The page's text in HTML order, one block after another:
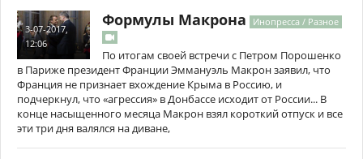
3-07-2017,
12:06
Формулы Макрона Инопресса / Разное
По итогам своей встречи с Петром Порошенко
в Париже президент Франции Эммануэль Макрон заявил, что
Франция не признает вхождение Крыма в Россию, и
подчеркнул, что «агрессия» в Донбассе исходит от России... В
конце насыщенного месяца Макрон взял короткий отпуск и все
эти три дня валялся на диване,